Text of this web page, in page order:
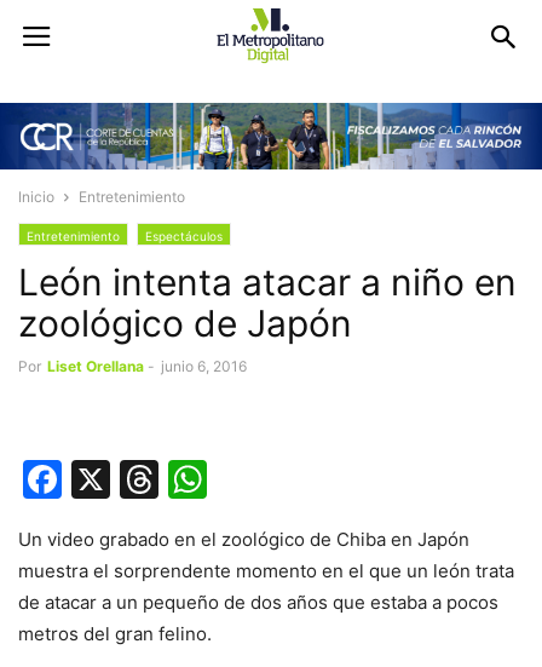
Inicio Entretenimiento
Entretenimiento Espectáculos
León intenta atacar a niño en
zoológico de Japón
Por Liset Orellana - junio 6, 2016
Facebook
X Threads
Un video grabado en el zoológico de Chiba en Japón
muestra el sorprendente momento en el que un león trata
de atacar a un pequeño de dos años que estaba a pocos
metros del gran felino.